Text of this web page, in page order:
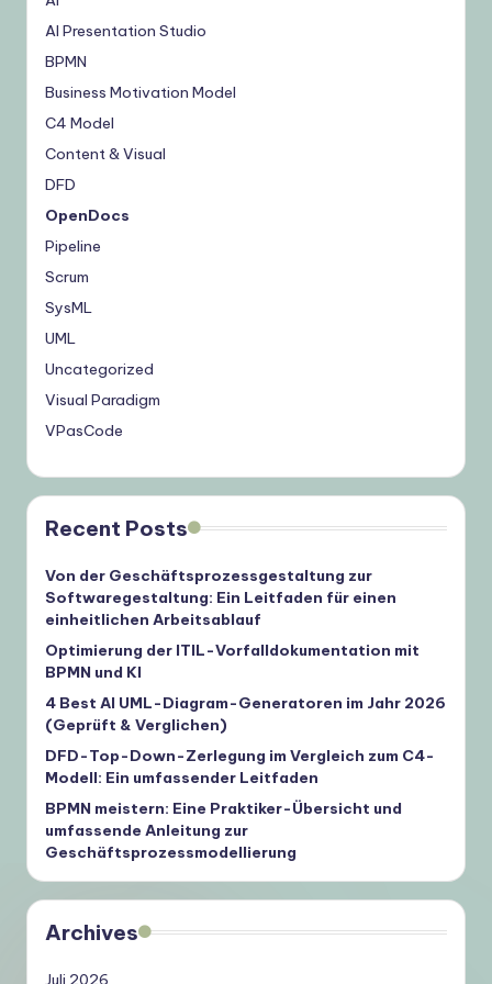
U
p
d
a
t
e
s
AI Presentation Studio
BPMN
Business Motivation Model
C4 Model
Content & Visual
DFD
OpenDocs
Pipeline
Scrum
SysML
UML
Uncategorized
Visual Paradigm
VPasCode
Recent Posts
Von der Geschäftsprozessgestaltung zur
Softwaregestaltung: Ein Leitfaden für einen
einheitlichen Arbeitsablauf
Optimierung der ITIL-Vorfalldokumentation mit
BPMN und KI
4 Best AI UML-Diagram-Generatoren im Jahr 2026
(Geprüft & Verglichen)
DFD-Top-Down-Zerlegung im Vergleich zum C4-
Modell: Ein umfassender Leitfaden
BPMN meistern: Eine Praktiker-Übersicht und
umfassende Anleitung zur
Geschäftsprozessmodellierung
Archives
Juli 2026